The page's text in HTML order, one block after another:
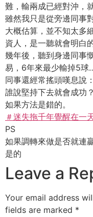
難，輸兩成已經對沖，
雖然我只是從旁邊同事
大概估算，並不知太多
資人，是一聽就會明白
幾年後，聽到身邊同事
易，6年來最少輸掉5球
同事還經常搖頭嘆息說
誰說堅持下去就會成功？
如果方法是錯的。
＃迷失拖千年覺醒在一
PS
如果調轉來做是否就連
是的
Leave a
Your email address
fields are marked *